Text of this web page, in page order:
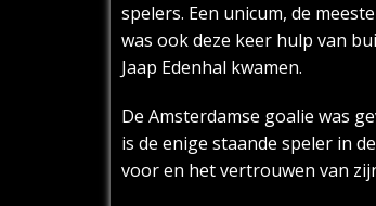
spelers. Een unicum, de
was ook deze keer hulp van
Jaap Edenhal kwamen.
De Amsterdamse goalie was
is de enige staande speler in
voor en het vertrouwen van